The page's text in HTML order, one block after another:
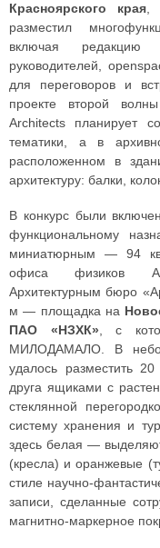
Красноярского края ,
разместил
включая редакцию
руководителей,
для переговоров и
проекте второй
Architects планирует
тематики, а в
расположенном в
архитектуру: балки,
В конкурс были
функциональному
миниатюрным — 94
офиса физиков
Архитектурным бюро
м — площадка на
ПАО «НЗХК» , с
МИЛОДАМАЛО. В
удалось разместить
друга ящиками с
стеклянной
систему хранения и
здесь белая —
(кресла) и оранжевые
стиле научно-
записи, сделанные
магнитно-маркерное